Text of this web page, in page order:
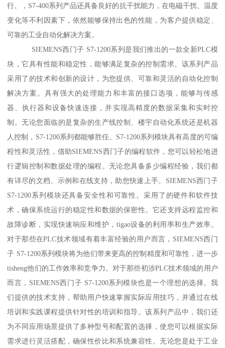
行。，S7-400系列产品还具备良好的抗干扰能力，在电磁干扰、温度
变化等不利因素下，依然能够保持出色的性能，为客户提供稳定、
可靠的工业自动化解决方案。
SIEMENS西门子 S7-1200系列是我们推出的一款全新PLC模
块，它具有性能和稳定性，能够满足复杂的控制需求。该系列产品
采用了的技术和创新的设计，为您提供、可靠和灵活的自动化控制
解决方案。具有强大的处理能力和丰富的接口选项，能够与传感
器、执行器和设备快速连接，并实现高精度的数据采集和实时控
制。无论您面临的是复杂的生产线控制、楼宇自动化系统还是机器
人控制，S7-1200系列都能够胜任。S7-1200系列模块具有高度的可编
程性和灵活性，借助SIEMENS西门子的编程软件，您可以轻松地进
行逻辑控制和数据处理的编程。无论您具备多少编程经验，我们都
有详尽的文档、示例和在线支持，助您快速上手。SIEMENS西门子
S7-1200系列模块还具备安全性和可靠性。采用了的硬件和软件技
术，确保系统运行的稳定性和数据的保密性。它还支持远程监控和
故障诊断，实现快速响应和维护，tigao设备的利用率和生产效率。
对于那些在PLC技术领域有着丰富经验的用户而言，SIEMENS西门
子 S7-1200系列模块将为他们带来更高的控制精度和可靠性，进一步
tisheng他们的工作效率和竞争力。对于那些初涉PLC技术领域的用户
而言，SIEMENS西门子 S7-1200系列模块也是一个理想的选择。我
们提供的技术支持，帮助用户快速掌握实际应用技巧，并通过在线
培训和实践课程提供针对性的培训和指导。该系列产品中，我们还
为不同应用场景提供了多种型号和配置的选择，使您可以根据实际
需求进行灵活搭配，确保性价比和系统兼容性。无论您是处于工业